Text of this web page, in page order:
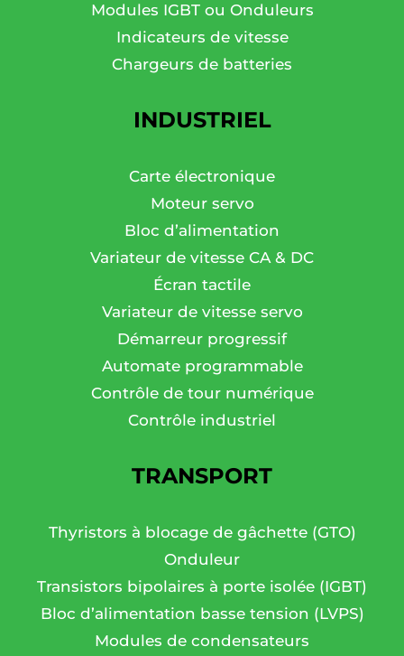
Modules IGBT ou Onduleurs
Indicateurs de vitesse
Chargeurs de batteries
INDUSTRIEL
Carte électronique
Moteur servo
Bloc d’alimentation
Variateur de vitesse CA & DC
Écran tactile
Variateur de vitesse servo
Démarreur progressif
Automate programmable
Contrôle de tour numérique
Contrôle industriel
TRANSPORT
Thyristors à blocage de gâchette (GTO)
Onduleur
Transistors bipolaires à porte isolée (IGBT)
Bloc d’alimentation basse tension (LVPS)
Modules de condensateurs